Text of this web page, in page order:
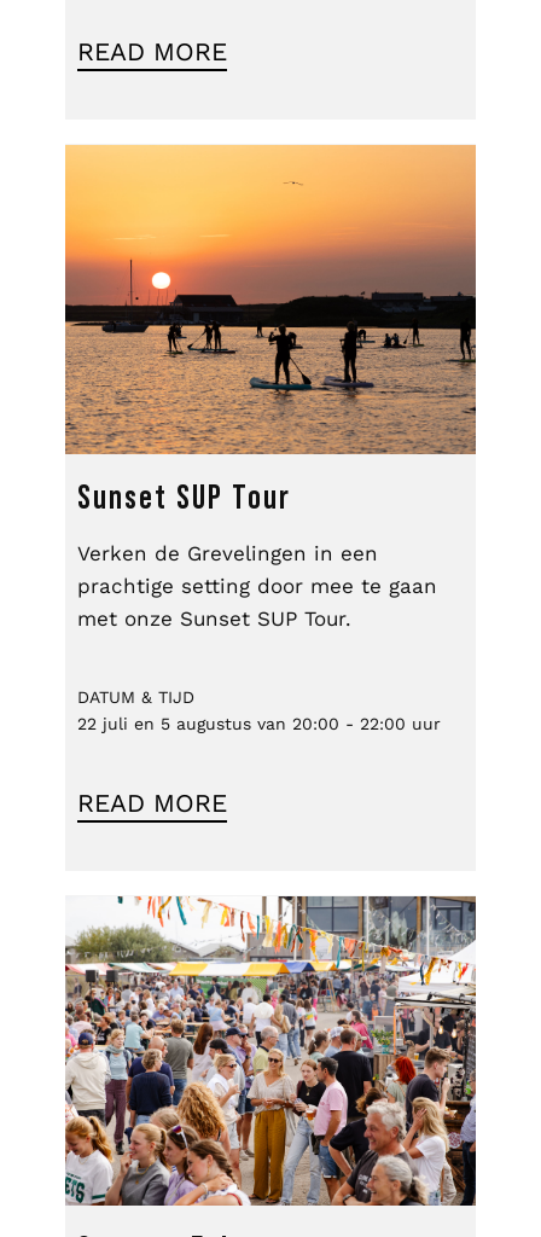
READ MORE
Sunset SUP Tour
Verken de Grevelingen in een
prachtige setting door mee te gaan
met onze Sunset SUP Tour.
DATUM & TIJD
22 juli en 5 augustus van 20:00 - 22:00 uur
READ MORE